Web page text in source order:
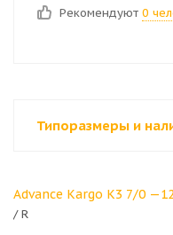
Рекомендуют 0
Типоразмеры и
Advance Kargo K3 7/0
/ R